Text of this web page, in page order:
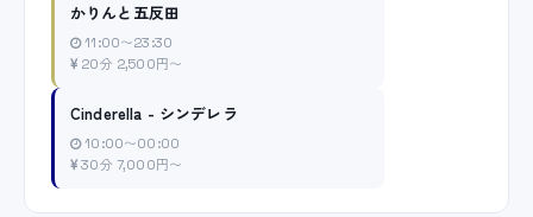
かりんと五反田
11:00〜23:30
20分 2,500円〜
Cinderella - シンデレラ
10:00〜00:00
30分 7,000円〜